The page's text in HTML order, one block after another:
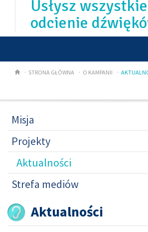
Usłysz wszystkie
odcienie
STRONA GŁÓWNA O KAMPANII
Misja
Projekty
Aktualności
Strefa mediów
Aktualności